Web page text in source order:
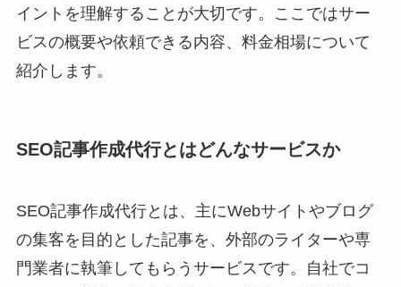
イントを理解することが大切です。ここではサー
ビスの概要や依頼できる内容、料金相場について
紹介します。
SEO記事作成代行とはどんなサービスか
SEO記事作成代行とは、主にWebサイトやブログ
の集客を目的とした記事を、外部のライターや専
門業者に執筆してもらうサービスです。自社でコ